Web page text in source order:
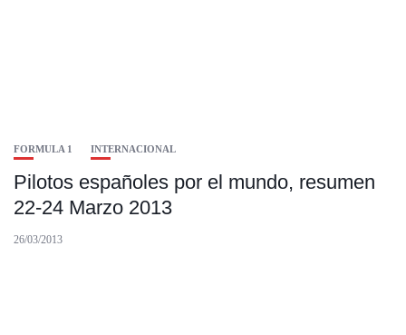
FORMULA 1 INTERNACIONAL
Pilotos españoles por el mundo, resumen
22-24 Marzo 2013
26/03/2013